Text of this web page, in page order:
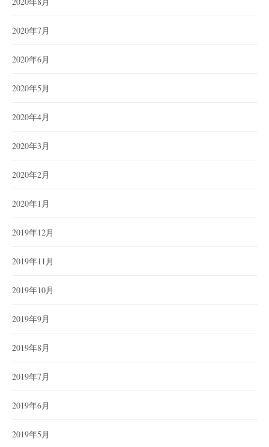
2020年7月
2020年6月
2020年5月
2020年4月
2020年3月
2020年2月
2020年1月
2019年12月
2019年11月
2019年10月
2019年9月
2019年8月
2019年7月
2019年6月
2019年5月